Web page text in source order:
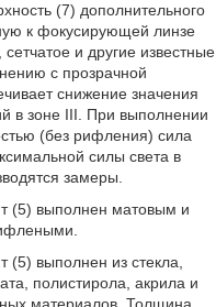
(7) дополнительного
к фокусирующей линзе
и другие известные
с прозрачной
снижение значения
в зоне III. При выполнении
(без рифления) сила
силы света в
замеры.
(5) выполнен матовым и
(5) выполнен из стекла,
полистирола, акрила и